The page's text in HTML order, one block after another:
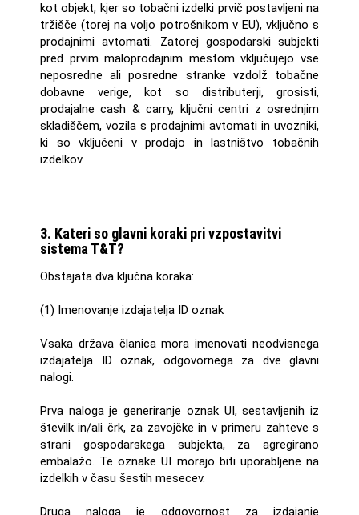
kot objekt, kjer so tobačni izdelki prvič postavljeni na
tržišče (torej na voljo potrošnikom v EU), vključno s
prodajnimi avtomati. Zatorej gospodarski subjekti
pred prvim maloprodajnim mestom vključujejo vse
neposredne ali posredne stranke vzdolž tobačne
dobavne verige, kot so distributerji, grosisti,
prodajalne cash & carry, ključni centri z osrednjim
skladiščem, vozila s prodajnimi avtomati in uvozniki,
ki so vključeni v prodajo in lastništvo tobačnih
izdelkov.
3. Kateri so glavni koraki pri vzpostavitvi
sistema T&T?
Obstajata dva ključna koraka:
(1) Imenovanje izdajatelja ID oznak
Vsaka država članica mora imenovati neodvisnega
izdajatelja ID oznak, odgovornega za dve glavni
nalogi.
Prva naloga je generiranje oznak UI, sestavljenih iz
številk in/ali črk, za zavojčke in v primeru zahteve s
strani gospodarskega subjekta, za agregirano
embalažo. Te oznake UI morajo biti uporabljene na
izdelkih v času šestih mesecev.
Druga naloga je odgovornost za izdajanje